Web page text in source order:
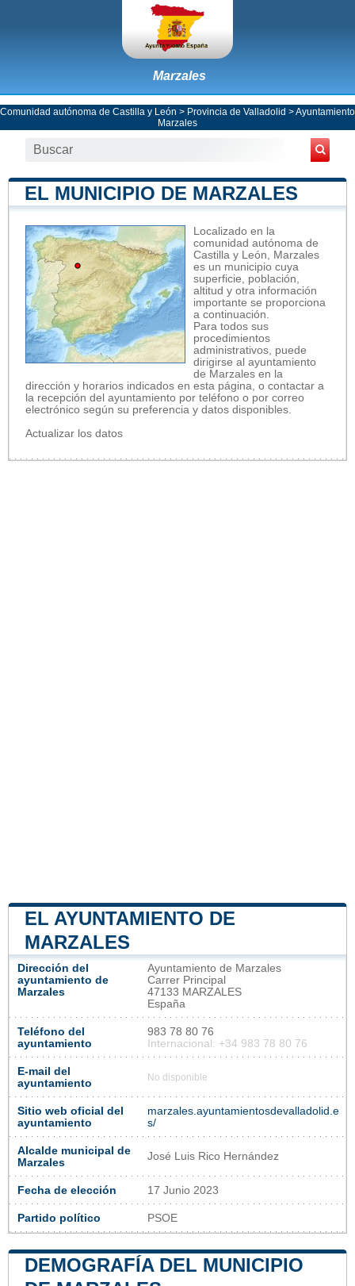
Marzales
Comunidad autónoma de Castilla y León > Provincia de Valladolid >Ayuntamiento
Marzales
EL MUNICIPIO DE MARZALES
Localizado en la
comunidad autónoma de
Castilla y León, Marzales
es un municipio cuya
superficie, población,
altitud y otra información
importante se proporciona
a continuación.
Para todos sus
procedimientos
administrativos, puede
dirigirse al ayuntamiento
de Marzales en la
dirección y horarios indicados en esta página, o contactar a
la recepción del ayuntamiento por teléfono o por correo
electrónico según su preferencia y datos disponibles.
Actualizar los datos
EL AYUNTAMIENTO DE
MARZALES
Dirección del
ayuntamiento de
Marzales
Ayuntamiento de Marzales
Carrer Principal
47133 MARZALES
España
Teléfono del
ayuntamiento
983 78 80 76
Internacional: +34 983 78 80 76
E-mail del
ayuntamiento
No disponible
Sitio web oficial del
ayuntamiento
marzales.ayuntamientosdevalladolid.e
s/
Alcalde municipal de
Marzales
José Luis Rico Hernández
Fecha de elección 17 Junio 2023
Partido político PSOE
DEMOGRAFÍA DEL MUNICIPIO